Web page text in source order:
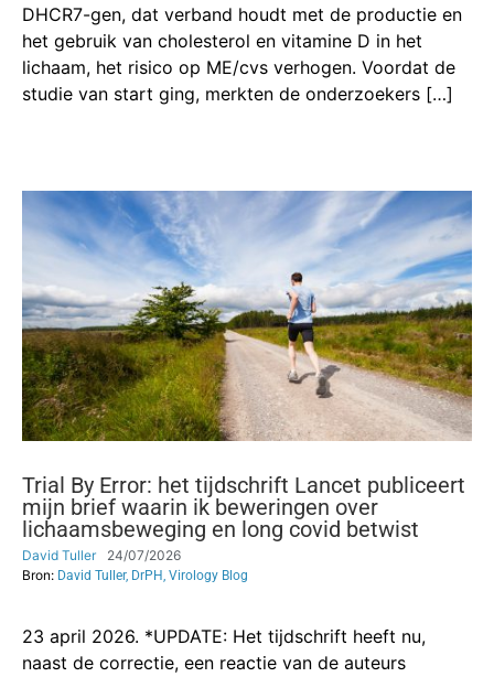
DHCR7-gen, dat verband houdt met de productie en
het gebruik van cholesterol en vitamine D in het
lichaam, het risico op ME/cvs verhogen. Voordat de
studie van start ging, merkten de onderzoekers […]
Trial By Error: het tijdschrift Lancet publiceert
mijn brief waarin ik beweringen over
lichaamsbeweging en long covid betwist
David Tuller
24/07/2026
Bron: David Tuller, DrPH, Virology Blog
23 april 2026. *UPDATE: Het tijdschrift heeft nu,
naast de correctie, een reactie van de auteurs